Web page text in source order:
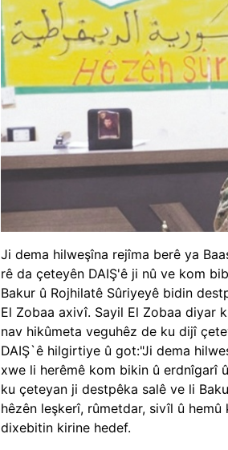
Ji dema hilweşîna rejîma berê ya
rê da çeteyên DAIŞ'ê ji nû ve kom
Bakur û Rojhilatê Sûriyeyê bidin
El Zobaa axivî. Sayil El Zobaa diyar
nav hikûmeta veguhêz de ku dijî
DAIŞ`ê hilgirtiye û got:"Ji dema
xwe li herêmê kom bikin û erdnîgarî
ku çeteyan ji destpêka salê ve li
hêzên leşkerî, rûmetdar, sivîl û
dixebitin kirine hedef.